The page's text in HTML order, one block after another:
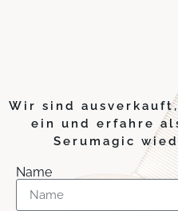
Wir sind
ein und erfahre
Serumagic
Name